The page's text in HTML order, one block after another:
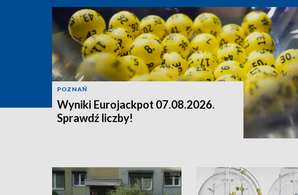
POZNAŃ
Wyniki Eurojackpot 07.08.2026.
Sprawdź liczby!